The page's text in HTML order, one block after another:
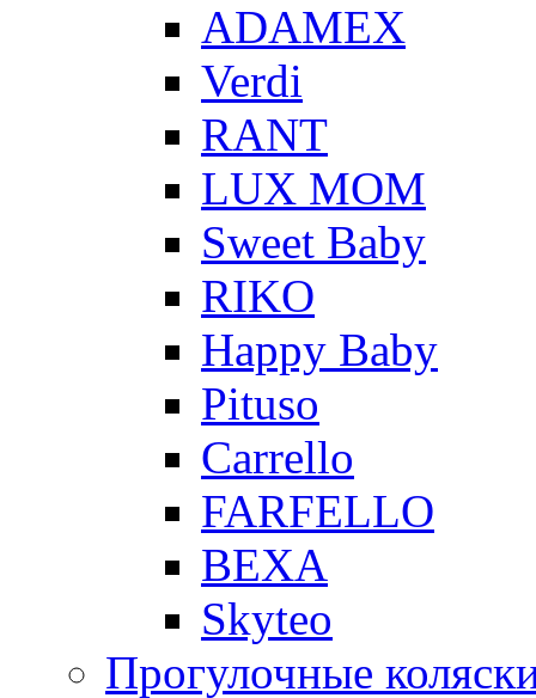
ADAMEX
Verdi
RANT
LUX MOM
Sweet Baby
RIKO
Happy Baby
Pituso
Carrello
FARFELLO
BEXA
Skyteo
Прогулочные